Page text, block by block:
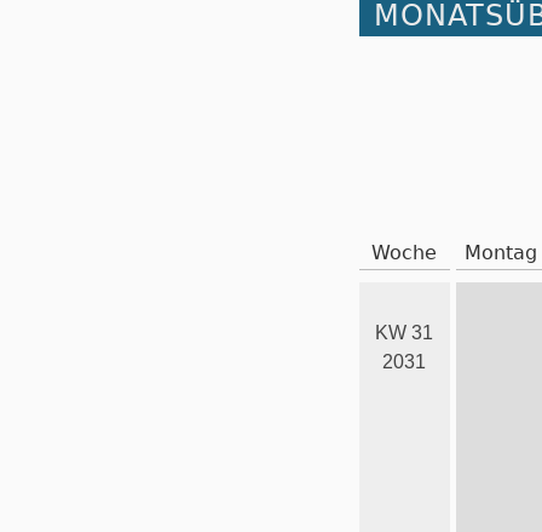
Woche Montag
KW 31
2031